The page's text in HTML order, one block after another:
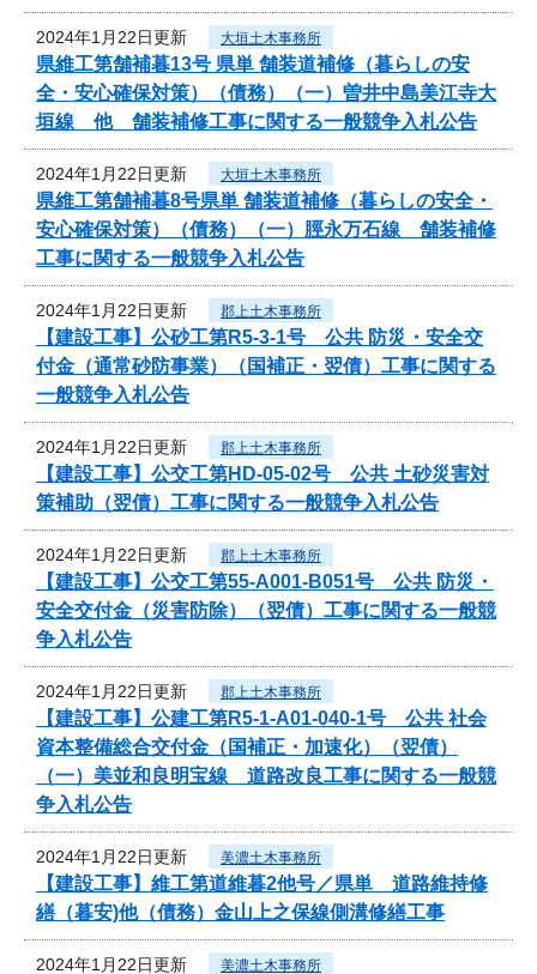
2024年1月22日更新 大垣土木事務所
県維工第舗補暮13号 県単 舗装道補修（暮らしの安
全・安心確保対策）（債務）（一）曽井中島美江寺大
垣線 他 舗装補修工事に関する一般競争入札公告
2024年1月22日更新 大垣土木事務所
県維工第舗補暮8号県単 舗装道補修（暮らしの安全・
安心確保対策）（債務）（一）脛永万石線 舗装補修
工事に関する一般競争入札公告
2024年1月22日更新 郡上土木事務所
【建設工事】公砂工第R5-3-1号 公共 防災・安全交
付金（通常砂防事業）（国補正・翌債）工事に関する
一般競争入札公告
2024年1月22日更新 郡上土木事務所
【建設工事】公交工第HD-05-02号 公共 土砂災害対
策補助（翌債）工事に関する一般競争入札公告
2024年1月22日更新 郡上土木事務所
【建設工事】公交工第55-A001-B051号 公共 防災・
安全交付金（災害防除）（翌債）工事に関する一般競
争入札公告
2024年1月22日更新 郡上土木事務所
【建設工事】公建工第R5-1-A01-040-1号 公共 社会
資本整備総合交付金（国補正・加速化）（翌債）
（一）美並和良明宝線 道路改良工事に関する一般競
争入札公告
2024年1月22日更新 美濃土木事務所
【建設工事】維工第道維暮2他号／県単 道路維持修
繕（暮安)他（債務）金山上之保線側溝修繕工事
2024年1月22日更新 美濃土木事務所